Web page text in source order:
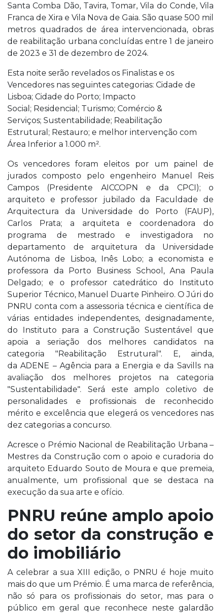
Santa Comba Dão, Tavira, Tomar, Vila do Conde, Vila
Franca de Xira e Vila Nova de Gaia. São quase 500 mil
metros quadrados de área intervencionada, obras
de reabilitação urbana concluídas entre 1 de janeiro
de 2023 e 31 de dezembro de 2024.
Esta noite serão revelados os Finalistas e os
Vencedores nas seguintes categorias: Cidade de
Lisboa; Cidade do Porto; Impacto
Social; Residencial; Turismo; Comércio &
Serviços; Sustentabilidade; Reabilitação
Estrutural; Restauro; e melhor intervenção com
Área Inferior a 1.000 m².
Os vencedores foram eleitos por um painel de
jurados composto pelo engenheiro Manuel Reis
Campos (Presidente AICCOPN e da CPCI); o
arquiteto e professor jubilado da Faculdade de
Arquitectura da Universidade do Porto (FAUP),
Carlos Prata; a arquiteta e coordenadora do
programa de mestrado e investigadora no
departamento de arquitetura da Universidade
Autónoma de Lisboa, Inês Lobo; a economista e
professora da Porto Business School, Ana Paula
Delgado; e o professor catedrático do Instituto
Superior Técnico, Manuel Duarte Pinheiro. O Júri do
PNRU conta com a assessoria técnica e científica de
várias entidades independentes, designadamente,
do Instituto para a Construção Sustentável que
apoia a seriação dos melhores candidatos na
categoria "Reabilitação Estrutural". E, ainda,
da ADENE – Agência para a Energia e da Savills na
avaliação dos melhores projetos na categoria
"Sustentabilidade". Será este amplo coletivo de
personalidades e profissionais de reconhecido
mérito e excelência que elegerá os vencedores nas
dez categorias a concurso.
Acresce o Prémio Nacional de Reabilitação Urbana –
Mestres da Construção com o apoio e curadoria do
arquiteto Eduardo Souto de Moura e que premeia,
anualmente, um profissional que se destaca na
execução da sua arte e ofício.
PNRU reúne amplo apoio
do setor da construção e
do imobiliário
A celebrar a sua XIII edição, o PNRU é hoje muito
mais do que um Prémio. É uma marca de referência,
não só para os profissionais do setor, mas para o
público em geral que reconhece neste galardão